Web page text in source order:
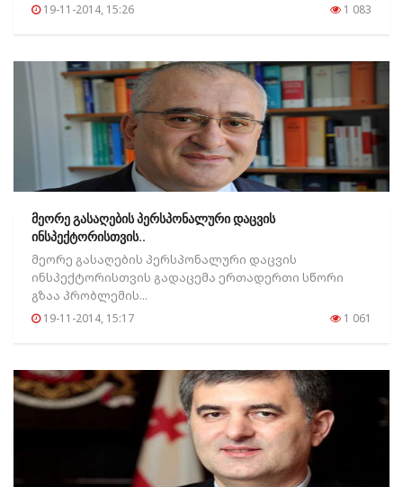
19-11-2014, 15:26 1 083
მეორე გასაღების პერსპონალური დაცვის
ინსპექტორისთვის..
მეორე გასაღების პერსპონალური დაცვის
ინსპექტორისთვის გადაცემა ერთადერთი სწორი
გზაა პრობლემის...
19-11-2014, 15:17 1 061